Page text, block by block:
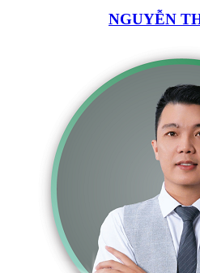
NGUYỄN